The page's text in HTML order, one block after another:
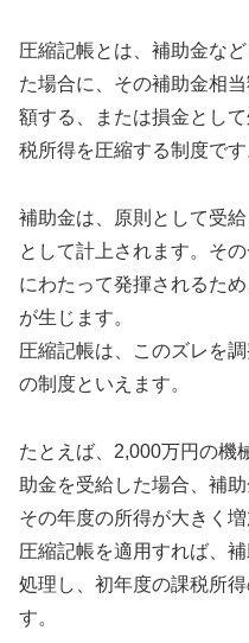
圧縮記帳とは、補助金な
た場合に、その補助金相
額する、または損金とし
税所得を圧縮する制度です
補助金は、原則として受
として計上されます。そ
にわたって発揮されるた
が生じます。
圧縮記帳は、このズレを
の制度といえます。
たとえば、2,000万円の機
助金を受給した場合、補
その年度の所得が大きく増
圧縮記帳を適用すれば、
処理し、初年度の課税所
す。